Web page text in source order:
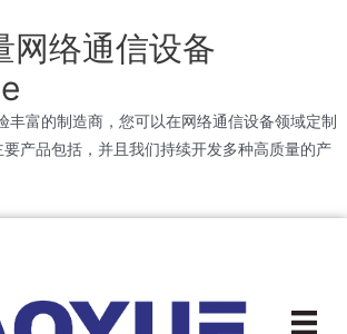
网络通信设备
丰富的制造商，您可以在网络通信设备领域定制
产品包括，并且我们持续开发多种高质量的产